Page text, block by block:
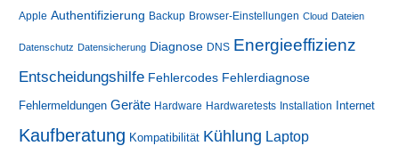
Apple Authentifizierung Backup Browser-Einstellungen Cloud Dateien
Datenschutz Datensicherung Diagnose DNS Energieeffizienz
Entscheidungshilfe Fehlercodes Fehlerdiagnose
Fehlermeldungen Geräte Hardware Hardwaretests Installation Internet
Kaufberatung Kompatibilität Kühlung Laptop